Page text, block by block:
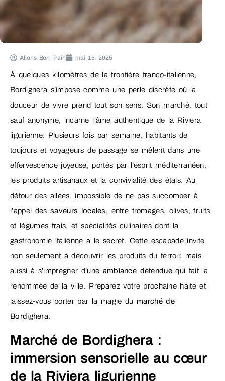
Allons Bon Train mai 15, 2025
À quelques kilomètres de la frontière franco-italienne,
Bordighera s’impose comme une perle discrète où la
douceur de vivre prend tout son sens. Son marché, tout
sauf anonyme, incarne l’âme authentique de la Riviera
ligurienne. Plusieurs fois par semaine, habitants de
toujours et voyageurs de passage se mêlent dans une
effervescence joyeuse, portés par l’esprit méditerranéen,
les produits artisanaux et la convivialité des étals. Au
détour des allées, impossible de ne pas succomber à
l’appel des saveurs locales, entre fromages, olives, fruits
et légumes frais, et spécialités culinaires dont la
gastronomie italienne a le secret. Cette escapade invite
non seulement à découvrir les produits du terroir, mais
aussi à s’imprégner d’une ambiance détenduequi fait la
renommée de la ville. Préparez votre prochaine halte et
laissez-vous porter par la magie du marché de
Bordighera.
Marché de Bordighera :
immersion sensorielle au cœur
de la Riviera ligurienne